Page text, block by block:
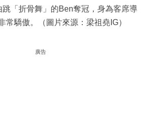
跳「折骨舞」的Ben奪冠，身為客席導
常驕傲。（圖片來源：梁祖堯IG）
廣告